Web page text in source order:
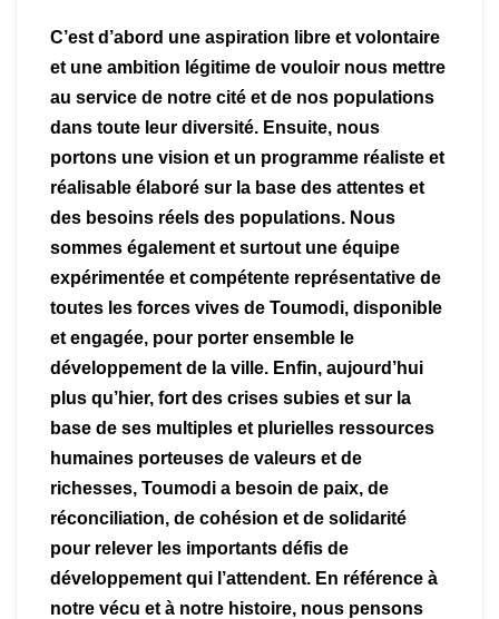
C’est d’abord une aspiration libre et volontaire
et une ambition légitime de vouloir nous mettre
au service de notre cité et de nos populations
dans toute leur diversité. Ensuite, nous
portons une vision et un programme réaliste et
réalisable élaboré sur la base des attentes et
des besoins réels des populations. Nous
sommes également et surtout une équipe
expérimentée et compétente représentative de
toutes les forces vives de Toumodi, disponible
et engagée, pour porter ensemble le
développement de la ville. Enfin, aujourd’hui
plus qu’hier, fort des crises subies et sur la
base de ses multiples et plurielles ressources
humaines porteuses de valeurs et de
richesses, Toumodi a besoin de paix, de
réconciliation, de cohésion et de solidarité
pour relever les importants défis de
développement qui l’attendent. En référence à
notre vécu et à notre histoire, nous pensons